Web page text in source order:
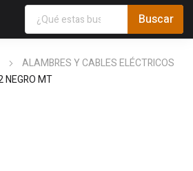
ALAMBRES Y CABLES ELÉCTRICOS
NEGRO MT